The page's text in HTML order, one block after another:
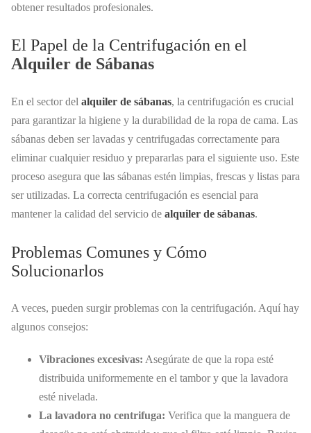
obtener resultados profesionales.
El Papel de la Centrifugación en el
Alquiler de Sábanas
En el sector del alquiler de sábanas, la centrifugación es crucial
para garantizar la higiene y la durabilidad de la ropa de cama. Las
sábanas deben ser lavadas y centrifugadas correctamente para
eliminar cualquier residuo y prepararlas para el siguiente uso. Este
proceso asegura que las sábanas estén limpias, frescas y listas para
ser utilizadas. La correcta centrifugación es esencial para
mantener la calidad del servicio de alquiler de sábanas.
Problemas Comunes y Cómo
Solucionarlos
A veces, pueden surgir problemas con la centrifugación. Aquí hay
algunos consejos:
Vibraciones excesivas: Asegúrate de que la ropa esté
distribuida uniformemente en el tambor y que la lavadora
esté nivelada.
La lavadora no centrifuga: Verifica que la manguera de